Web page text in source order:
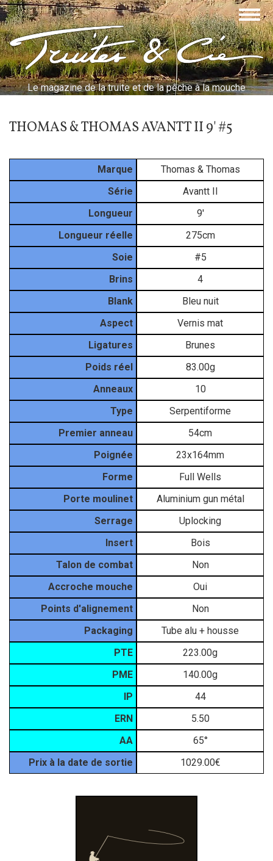
Aller
au
contenu
principalTruites & Cie
Le magazine de la truite et de la pêche à la mouche
THOMAS & THOMAS AVANTT II 9' #5
Marque
Thomas & Thomas
Série
Avantt II
Longueur
9'
Longueur réelle
275cm
Soie
#5
Brins
4
Blank
Bleu nuit
Aspect
Vernis mat
Ligatures
Brunes
Poids réel
83.00g
Anneaux
10
Type
Serpentiforme
Premier anneau
54cm
Poignée
23x164mm
Forme
Full Wells
Porte moulinet
Aluminium gun métal
Serrage
Uplocking
Insert
Bois
Talon de combat
Non
Accroche mouche
Oui
Points d'alignement
Non
Packaging
Tube alu + housse
PTE
223.00g
PME
140.00g
IP
44
ERN
5.50
AA
65°
Prix à la date de sortie
1029.00€